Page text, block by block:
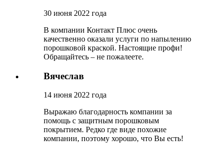
30 июня 2022 года
В компании Контакт Плюс очень
качественно оказали услуги по напылению
порошковой краской. Настоящие профи!
Обращайтесь – не пожалеете.
Вячеслав
14 июня 2022 года
Выражаю благодарность компании за
помощь с защитным порошковым
покрытием. Редко где виде похожие
компании, поэтому хорошо, что Вы есть!